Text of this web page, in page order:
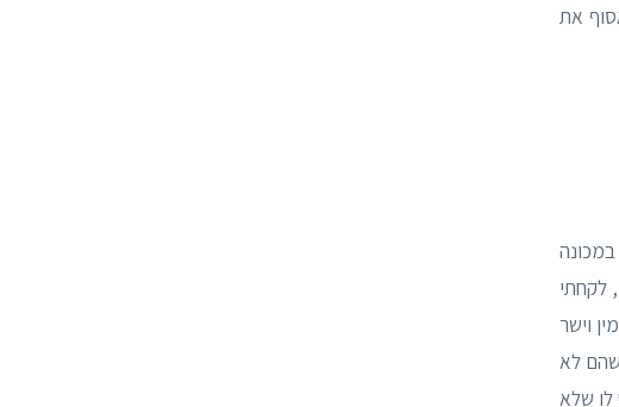
את
לקחתי
וישר
לא
לו שלא